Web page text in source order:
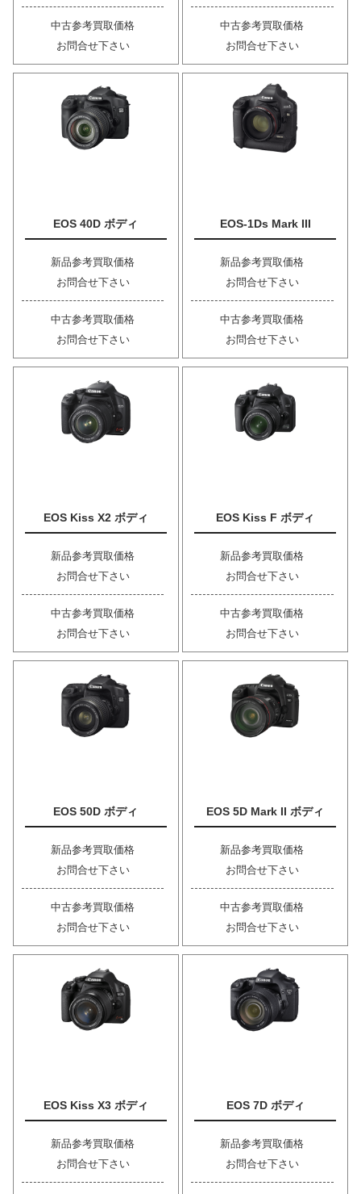
中古参考買取価格
お問合せ下さい
中古参考買取価格
お問合せ下さい
EOS 40D ボディ
新品参考買取価格
お問合せ下さい
中古参考買取価格
お問合せ下さい
EOS-1Ds Mark III
新品参考買取価格
お問合せ下さい
中古参考買取価格
お問合せ下さい
EOS Kiss X2 ボディ
新品参考買取価格
お問合せ下さい
中古参考買取価格
お問合せ下さい
EOS Kiss F ボディ
新品参考買取価格
お問合せ下さい
中古参考買取価格
お問合せ下さい
EOS 50D ボディ
新品参考買取価格
お問合せ下さい
中古参考買取価格
お問合せ下さい
EOS 5D Mark II ボディ
新品参考買取価格
お問合せ下さい
中古参考買取価格
お問合せ下さい
EOS Kiss X3 ボディ
新品参考買取価格
お問合せ下さい
EOS 7D ボディ
新品参考買取価格
お問合せ下さい